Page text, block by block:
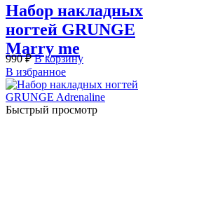
Набор накладных
ногтей GRUNGE
Marry me
990₽ В корзину
В избранное
Быстрый просмотр